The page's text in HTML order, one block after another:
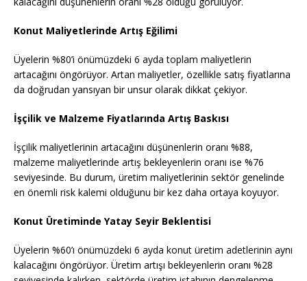
Konut Maliyetlerinde Artış Eğilimi
Üyelerin %80’i önümüzdeki 6 ayda toplam maliyetlerin
artacağını öngörüyor. Artan maliyetler, özellikle satış fiyatlarına
da doğrudan yansıyan bir unsur olarak dikkat çekiyor.
İşçilik ve Malzeme Fiyatlarında Artış Baskısı
İşçilik maliyetlerinin artacağını düşünenlerin oranı %88,
malzeme maliyetlerinde artış bekleyenlerin oranı ise %76
seviyesinde. Bu durum, üretim maliyetlerinin sektör genelinde
en önemli risk kalemi olduğunu bir kez daha ortaya koyuyor.
Konut Üretiminde Yatay Seyir Beklentisi
Üyelerin %60’ı önümüzdeki 6 ayda konut üretim adetlerinin aynı
kalacağını öngörüyor. Üretim artışı bekleyenlerin oranı %28